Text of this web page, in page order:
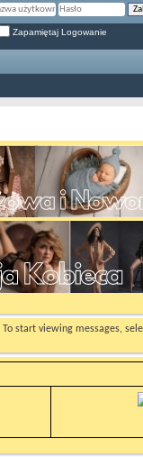
Zapamiętaj Logowanie
start viewing messages,